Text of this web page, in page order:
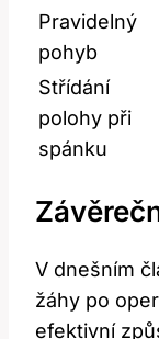
Pravidelný
pohyb
Střídání
polohy při
spánku
V dnešním
žáhy po
efektivní